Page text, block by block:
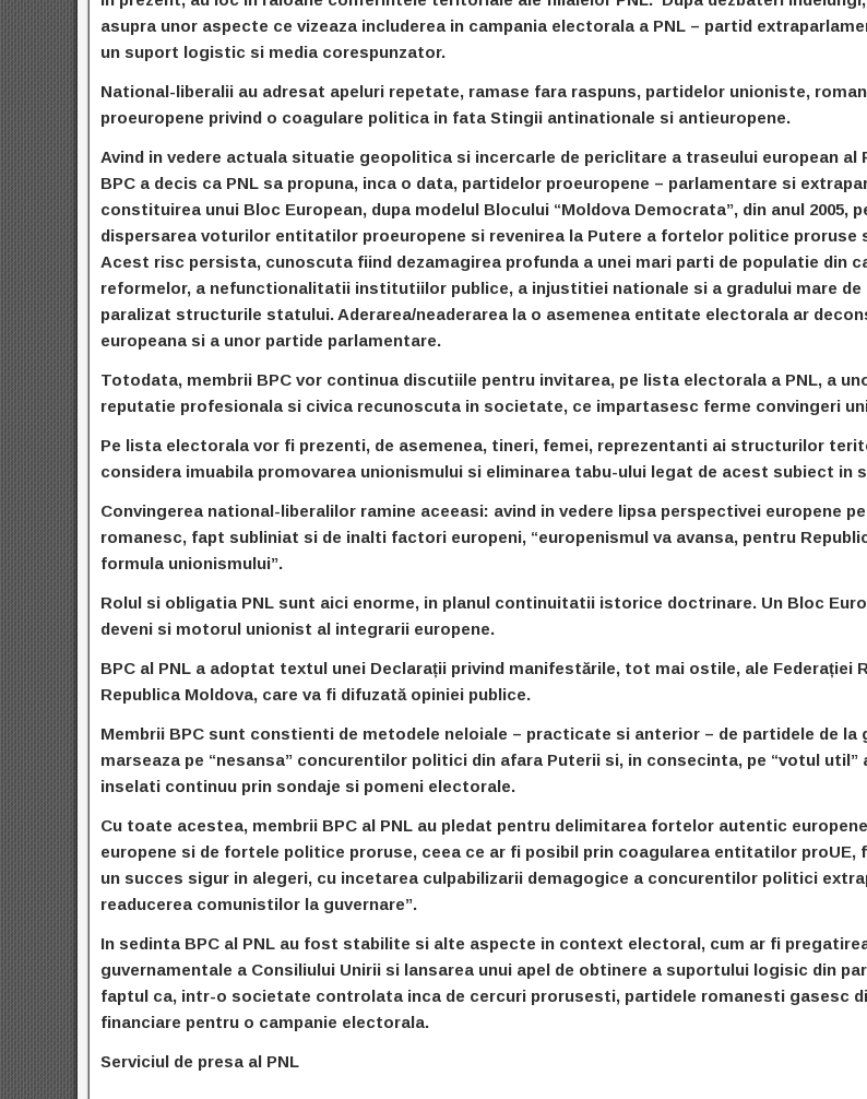
asupra unor aspecte ce vizeaza includerea in campania electorala a PNL – partid
un suport logistic si media corespunzator.
National-liberalii au adresat apeluri repetate, ramase fara raspuns, partidelor unioniste,
proeuropene privind o coagulare politica in fata Stingii antinationale si antieuropene.
Avind in vedere actuala situatie geopolitica si incercarle de periclitare a traseului european al
BPC a decis ca PNL sa propuna, inca o data, partidelor proeuropene – parlamentare si
constituirea unui Bloc European, dupa modelul Blocului “Moldova Democrata”, din anul 2005,
dispersarea voturilor entitatilor proeuropene si revenirea la Putere a fortelor politice proruse
Acest risc persista, cunoscuta fiind dezamagirea profunda a unei mari parti de populatie din
reformelor, a nefunctionalitatii institutiilor publice, a injustitiei nationale si a gradului mare de
paralizat structurile statului. Aderarea/neaderarea la o asemenea entitate electorala ar
europeana si a unor partide parlamentare.
Totodata, membrii BPC vor continua discutiile pentru invitarea, pe lista electorala a PNL, a
reputatie profesionala si civica recunoscuta in societate, ce impartasesc ferme convingeri
Pe lista electorala vor fi prezenti, de asemenea, tineri, femei, reprezentanti ai structurilor
considera imuabila promovarea unionismului si eliminarea tabu-ului legat de acest subiect in
Convingerea national-liberalilor ramine aceeasi: avind in vedere lipsa perspectivei europene
romanesc, fapt subliniat si de inalti factori europeni, “europenismul va avansa, pentru
formula unionismului”.
Rolul si obligatia PNL sunt aici enorme, in planul continuitatii istorice doctrinare. Un Bloc
deveni si motorul unionist al integrarii europene.
BPC al PNL a adoptat textul unei Declarații privind manifestările, tot mai ostile, ale Federației
Republica Moldova, care va fi difuzată opiniei publice.
Membrii BPC sunt constienti de metodele neloiale – practicate si anterior – de partidele de la
marseaza pe “nesansa” concurentilor politici din afara Puterii si, in consecinta, pe “votul util”
inselati continuu prin sondaje si pomeni electorale.
Cu toate acestea, membrii BPC al PNL au pledat pentru delimitarea fortelor autentic
europene si de fortele politice proruse, ceea ce ar fi posibil prin coagularea entitatilor proUE,
un succes sigur in alegeri, cu incetarea culpabilizarii demagogice a concurentilor politici
readucerea comunistilor la guvernare”.
In sedinta BPC al PNL au fost stabilite si alte aspecte in context electoral, cum ar fi
guvernamentale a Consiliului Unirii si lansarea unui apel de obtinere a suportului logisic din
faptul ca, intr-o societate controlata inca de cercuri prorusesti, partidele romanesti gasesc
financiare pentru o campanie electorala.
Serviciul de presa al PNL